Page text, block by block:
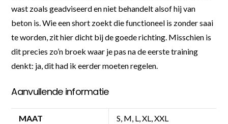
wast zoals geadviseerd en niet behandelt alsof hij van
beton is. Wie een short zoekt die functioneel is zonder saai
te worden, zit hier dicht bij de goede richting. Misschien is
dit precies zo’n broek waar je pas na de eerste training
denkt: ja, dit had ik eerder moeten regelen.
Aanvullende informatie
MAAT S, M, L, XL, XXL